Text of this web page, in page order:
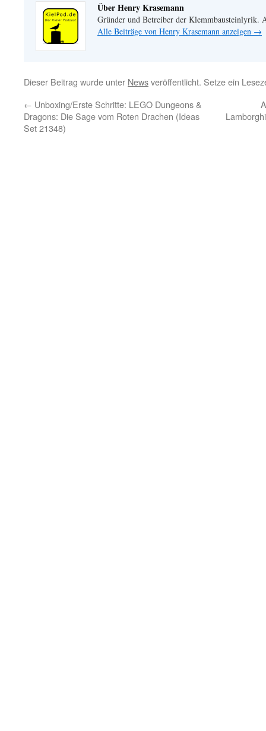
Über Henry Krasemann
Gründer und Betreiber der Klemmbausteinlyrik.
Alle Beiträge von Henry Krasemann anzeigen →
Dieser Beitrag wurde unter Newsveröffentlicht. Setze ein
← Unboxing/Erste Schritte: LEGO Dungeons &
Dragons: Die Sage vom Roten Drachen (Ideas
Set 21348)